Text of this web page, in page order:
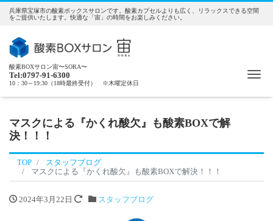
兵庫県宝塚市の酸素ボックスサロンです。酸素カプセルよりも広く、リラックスできる空間
をご提供いたします。快適な「宙」の時間をお楽しみください。
酸素BOXサロン宙〜SORA〜
Tel:0797-91-6300
10：30～19:30（18時最終受付） ※木曜定休日
マスクによる『かくれ酸欠』も酸素BOXで解
決！！！
TOP
スタッフブログ
マスクによる『かくれ酸欠』も酸素BOXで解決！！！
2024年3月22日 スタッフブログ